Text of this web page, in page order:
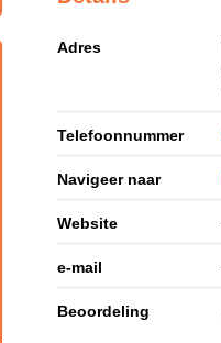
Adres
Telefoonnummer
Navigeer naar
Website
e-mail
Beoordeling